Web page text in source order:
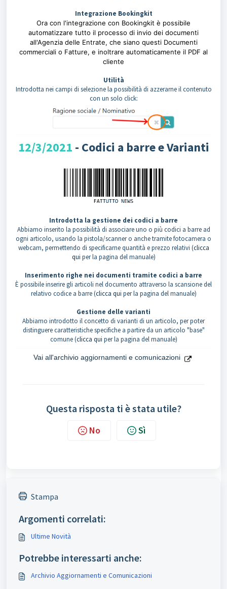
Integrazione Bookingkit
Ora con l'integrazione con Bookingkit è possibile
automatizzare tutto il processo di invio dei documenti
all'Agenzia delle Entrate, che siano questi Documenti
commerciali o Fatture, e inoltrare automaticamente il PDF al
cliente
Utilità
Introdotta nei campi di selezione la possibilità di azzerarne il contenuto
con un solo click:
12/3/2021 - Codici a barre e Varianti
Introdotta la gestione dei codici a barre
Abbiamo inserito la possibilità di associare uno o più codici a barre ad
ogni articolo, usando la pistola/scanner o anche tramite fotocamera o
webcam, permettendo di specificarne quantità e prezzo relativi (clicca
qui per la pagina del manuale)
Inserimento righe nei documenti tramite codici a barre
È possibile inserire gli articoli nel documento attraverso la scansione del
relativo codice a barre (clicca qui per la pagina del manuale)
Gestione delle varianti
Abbiamo introdotto il concetto di varianti di un articolo, per poter
distinguere caratteristiche specifiche a partire da un articolo "base"
comune (clicca qui per la pagina del manuale)
Vai all'archivio aggiornamenti e comunicazioni
Questa risposta ti è stata utile?
No Sì
Stampa
Argomenti correlati:
Ultime Novità
Potrebbe interessarti anche:
Archivio Aggiornamenti e Comunicazioni